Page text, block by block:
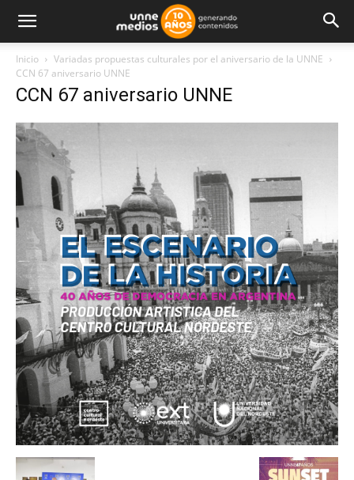
Inicio
Variadas propuestas culturales por el aniversario de la UNNE
CCN 67 aniversario UNNE
CCN 67 aniversario UNNE